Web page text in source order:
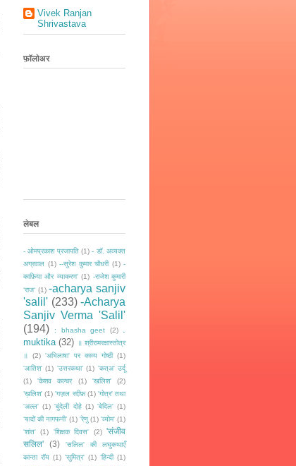
Vivek Ranjan
Shrivastava
फ़ॉलोअर
लेबल
- ओमप्रकाश प्रजापति (1) - डॉ. अव्यक्त
अग्रवाल (1) --सुरेश कुमार चौधरी (1) -
काफ़िया और व्याकरण' (1) -राजेश कुमारी
‘राज‘ (1) -acharya sanjiv
'salil' (233) -Acharya
Sanjiv Verma 'Salil'
(194)
: bhasha geet (2)
muktika (32)
॥ श्रीरामरक्षास्तोत्र
॥
(2) 'अभिलाषा' पर काव्य गोष्ठी (1)
'आतिश' (1) 'उत्तरकथा' (1) 'कत्अ' उर्दू
(1)
'केशव कल्चर (1) 'खलिश'
(2)
’ख़लिश' (1) 'गज़ल रदीफ़ (1) 'गोत्र' तथा
'अल्ल' (1) 'बुंदेली दोहे (1) 'बेदिल' (1)
‘यादों की नागफनी’ (1) 'रेणु (1) 'व्योम' (1)
'शांत' (1) 'शिक्षक दिवस' (2) 'संजीव
सलिल'
(3)
'सलिल' की लघुकथाएँ
कान्ता रॉय (1) 'सुमित्र' (1) ‘हिन्दी (1)